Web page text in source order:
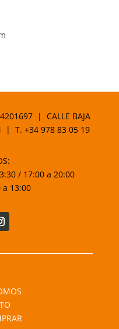
| CALLE BAJA
| T.+34 978 83 05 19
/ 17:00 a 20:00
13:00